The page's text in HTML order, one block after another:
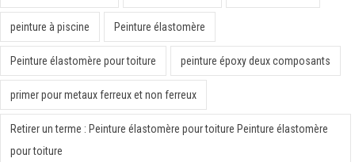
peinture à piscine Peinture élastomère
Peinture élastomère pour toiture peinture époxy deux composants
primer pour metaux ferreux et non ferreux
Retirer un terme : Peinture élastomère pour toiture Peinture élastomère
pour toiture